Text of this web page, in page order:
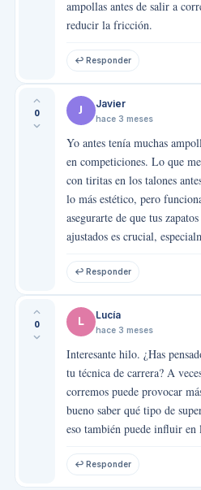
ampollas antes de salir a
reducir la fricción.
↩ Responder
0 J Javier
hace 3 meses
Yo antes tenía muchas
en competiciones. Lo que
con tiritas en los talones
lo más estético, pero
asegurarte de que tus
ajustados es crucial,
↩ Responder
0 L Lucía
hace 3 meses
Interesante hilo. ¿Has
tu técnica de carrera? A
corremos puede provocar
bueno saber qué tipo de
eso también puede influir
↩ Responder